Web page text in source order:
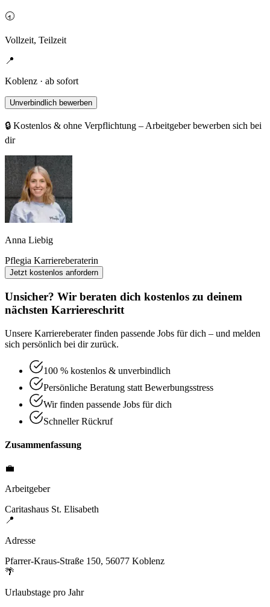
🕣
Vollzeit, Teilzeit
📍
Koblenz · ab sofort
Unverbindlich bewerben
🔒 Kostenlos & ohne Verpflichtung – Arbeitgeber bewerben sich bei
dir
Anna Liebig
Pflegia Karriereberaterin
Jetzt kostenlos anfordern
Unsicher? Wir beraten dich kostenlos zu deinem
nächsten Karriereschritt
Unsere Karriereberater finden passende Jobs für dich – und melden
sich persönlich bei dir zurück.
100 % kostenlos & unverbindlich
Persönliche Beratung statt Bewerbungsstress
Wir finden passende Jobs für dich
Schneller Rückruf
Zusammenfassung
💼
Arbeitgeber
Caritashaus St. Elisabeth
📍
Adresse
Pfarrer-Kraus-Straße 150, 56077 Koblenz
🌴
Urlaubstage pro Jahr